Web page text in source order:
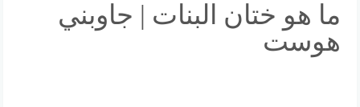
ما هو ختان البنات | جاوبني
هوست